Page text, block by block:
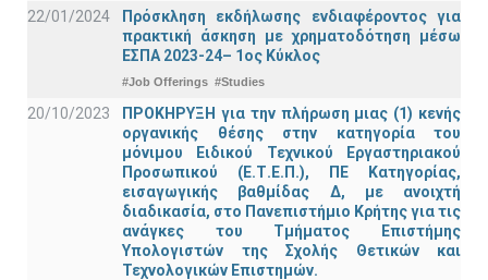
22/01/2024
Πρόσκληση εκδήλωσης ενδιαφέροντος για
πρακτική άσκηση με χρηματοδότηση μέσω
ΕΣΠΑ 2023-24– 1ος Κύκλος
#Job Offerings #Studies
20/10/2023
ΠΡΟΚΗΡΥΞΗ για την πλήρωση μιας (1) κενής
οργανικής θέσης στην κατηγορία του
μόνιμου Ειδικού Τεχνικού Εργαστηριακού
Προσωπικού (Ε.Τ.Ε.Π.), ΠΕ Κατηγορίας,
εισαγωγικής βαθμίδας Δ, με ανοιχτή
διαδικασία, στο Πανεπιστήμιο Κρήτης για τις
ανάγκες του Τμήματος Επιστήμης
Υπολογιστών της Σχολής Θετικών και
Τεχνολογικών Επιστημών.